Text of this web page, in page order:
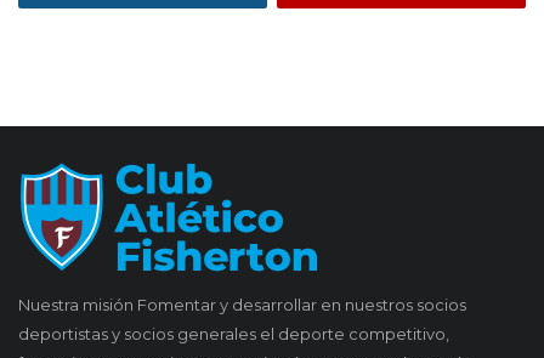
Nuestra misión Fomentar y desarrollar en nuestros socios
deportistas y socios generales el deporte competitivo,